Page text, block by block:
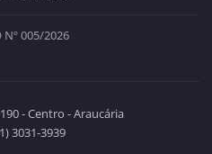
Nº 005/2026
- Centro - Araucária
3031-3939